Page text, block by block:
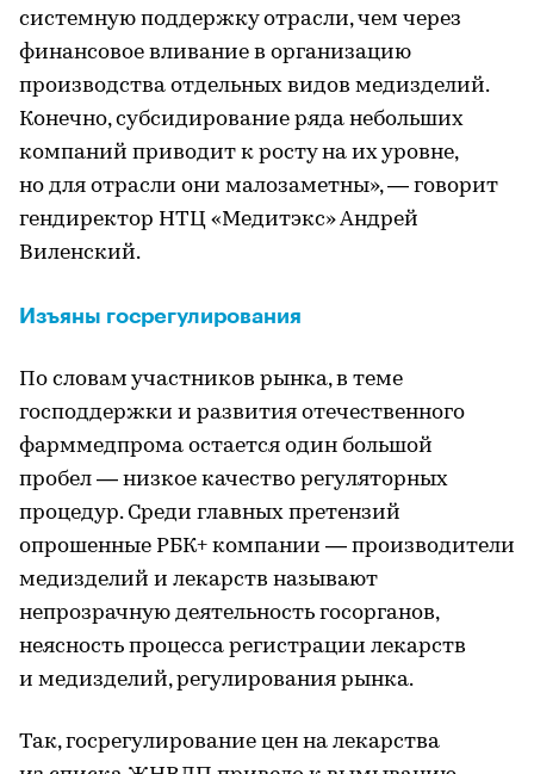
системную поддержку отрасли, чем через
финансовое вливание в организацию
производства отдельных видов медизделий.
Конечно, субсидирование ряда небольших
компаний приводит к росту на их уровне,
но для отрасли они малозаметны», — говорит
гендиректор НТЦ «Медитэкс» Андрей
Виленский.
Изъяны госрегулирования
По словам участников рынка, в теме
господдержки и развития отечественного
фарммедпрома остается один большой
пробел — низкое качество регуляторных
процедур. Среди главных претензий
опрошенные РБК+ компании — производители
медизделий и лекарств называют
непрозрачную деятельность госорганов,
неясность процесса регистрации лекарств
и медизделий, регулирования рынка.
Так, госрегулирование цен на лекарства